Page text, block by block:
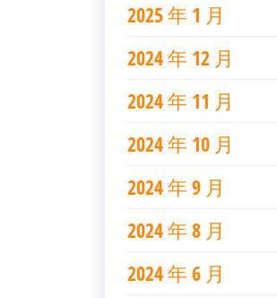
2025 年 1 月
2024 年 12 月
2024 年 11 月
2024 年 10 月
2024 年 9 月
2024 年 8 月
2024 年 6 月